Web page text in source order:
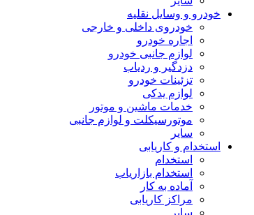
خودرو و وسایل نقلیه
خودروی داخلی و خارجی
اجاره خودرو
لوازم جانبی خودرو
دزدگیر و ردیاب
تزئینات خودرو
لوازم یدکی
خدمات ماشین و موتور
موتورسیکلت و لوازم جانبی
سایر
استخدام و کاریابی
استخدام
استخدام بازاریاب
آماده به کار
مراکز کاریابی